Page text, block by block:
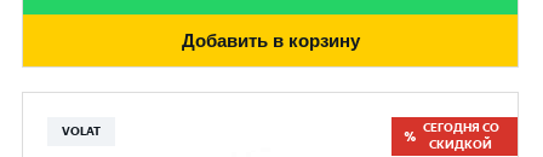
Добавить в корзину
VOLAT
СЕГОДНЯ СО
СКИДКОЙ